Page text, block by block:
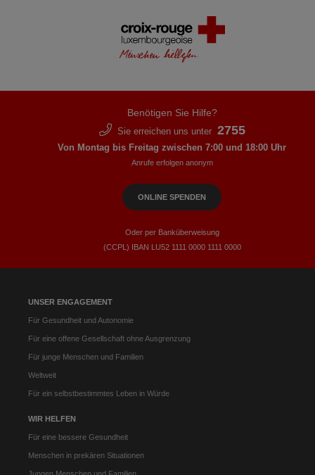
UNSER ENGAGEMENT
Für Gesundheit und Autonomie
Für eine offene Gesellschaft ohne Ausgrenzung
Für junge Menschen und Familien
Weltweit
Für ein selbstbestimmtes Leben in Würde
WIR HELFEN
Für eine bessere Gesundheit
Menschen in prekären Situationen
Benötigen Sie Hilfe?
Sie erreichen uns unter 2755
Von Montag bis Freitag zwischen 7:00 und 18:00 Uhr
Anrufe erfolgen anonym
ONLINE SPENDEN
Oder per Banküberweisung
(CCPL) IBAN LU52​ 1111​ 0000​ 1111​ 0000